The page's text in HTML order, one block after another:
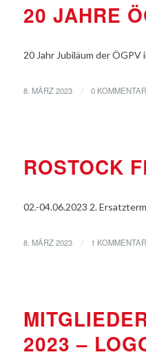
20 JAHRE
20 Jahr Jubiläum der ÖGPV
8. MÄRZ 2023 / 0
ROSTOCK
02.-04.06.2023 2.
8. MÄRZ 2023 / 1 KOMMENTAR
2023 –